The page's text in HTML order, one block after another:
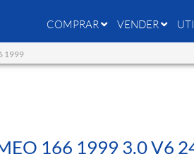
COMPRAR VENDER
1999
166 1999 3.0 V6